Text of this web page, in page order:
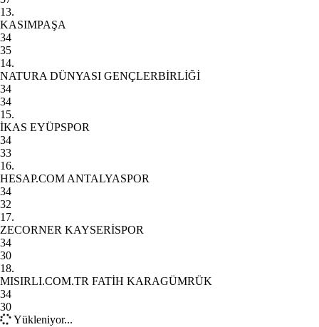
13.
KASIMPAŞA
34
35
14.
NATURA DÜNYASI GENÇLERBİRLİĞİ
34
34
15.
İKAS EYÜPSPOR
34
33
16.
HESAP.COM ANTALYASPOR
34
32
17.
ZECORNER KAYSERİSPOR
34
30
18.
MISIRLI.COM.TR FATİH KARAGÜMRÜK
34
30
Yükleniyor...